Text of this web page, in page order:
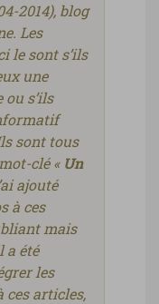
2014), blog
Les
le sont s’ils
une
s’ils
sont tous
clé « Un
ajouté
à ces
mais
a été
les
ces articles,